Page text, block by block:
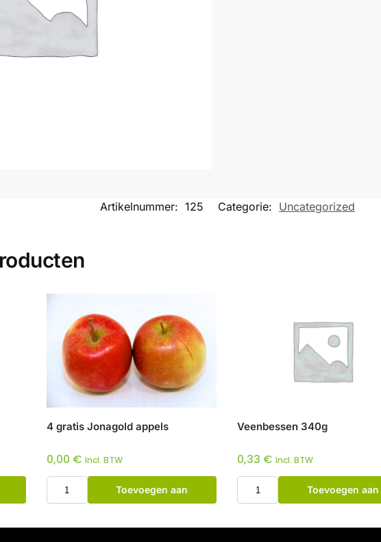
Artikelnummer: 125 Categorie: Uncategorized
4 gratis Jonagold appels
0,00 € Incl. BTW
Toevoegen aan
Veenbessen 340g
0,33 € Incl. BTW
Toevoegen aan